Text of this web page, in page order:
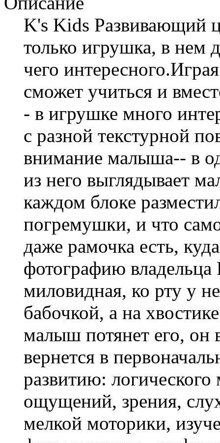
K's Kids
только игрушка, в нем
чего
сможет учиться и
- в игрушке много
с разной текстурной
внимание малыша-- в
из него выглядывает
каждом блоке
погремушки, и что
даже рамочка есть,
фотографию
миловидная, ко рту у
бабочкой, а на
малыш потянет его, он
вернется в
развитию:
ощущений, зрения,
мелкой моторики,